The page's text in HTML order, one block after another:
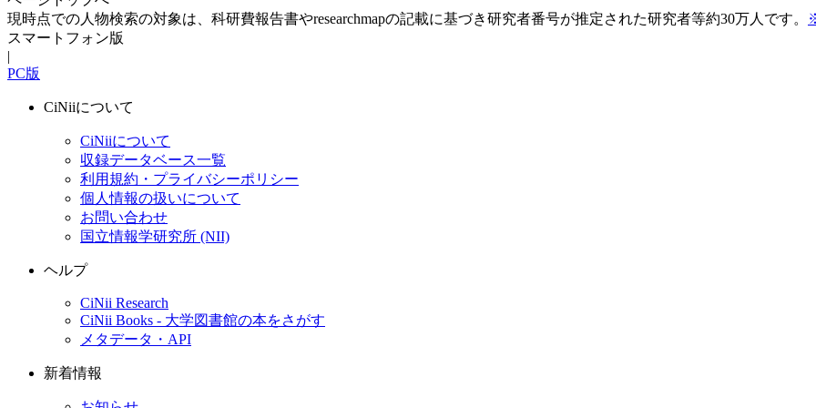
現時点での人物検索の対象は、科研費報告書やresearchmapの記載に基づき研究者番号が推定された研究者等約30万人です。
スマートフォン版
|
PC版
CiNiiについて
CiNiiについて
収録データベース一覧
利用規約・プライバシーポリシー
個人情報の扱いについて
お問い合わせ
国立情報学研究所 (NII)
ヘルプ
CiNii Research
CiNii Books - 大学図書館の本をさがす
メタデータ・API
新着情報